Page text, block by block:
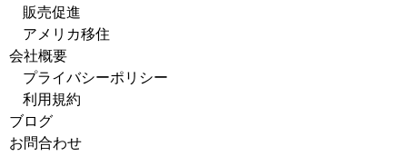
販売促進
アメリカ移住
会社概要
プライバシーポリシー
利用規約
ブログ
お問合わせ